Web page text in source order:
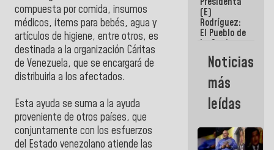
compuesta por comida, insumos
médicos, ítems para bebés, agua y
artículos de higiene, entre otros, es
destinada a la organización Cáritas
de Venezuela, que se encargará de
distribuirla a los afectados.
Esta ayuda se suma a la ayuda
proveniente de otros países, que
conjuntamente con los esfuerzos
del Estado venezolano atiende las
Guaira
(E)
Rodríguez:
El Pueblo de
La Guaira
siempre
estará
acompañada
por el
Gobierno
Nacional
Noticias
más
leídas